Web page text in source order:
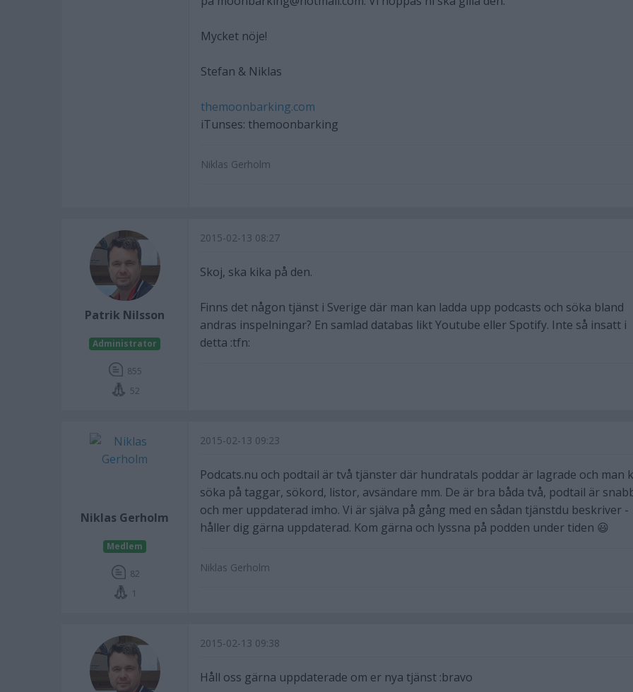
Mycket nöje!
Stefan & Niklas
themoonbarking.com
iTunses: themoonbarking
Niklas Gerholm
Patrik Nilsson
Administrator
855
52
2015-02-13 08:27
Skoj, ska kika på den.
Finns det någon tjänst i Sverige där man kan ladda upp podcasts och söka bland
andras inspelningar? En samlad databas likt Youtube eller Spotify. Inte så insatt i
detta :tfn:
Niklas Gerholm
Medlem
82
1
2015-02-13 09:23
Podcats.nu och podtail är två tjänster där hundratals poddar är lagrade och man
söka på taggar, sökord, listor, avsändare mm. De är bra båda två, podtail är
och mer uppdaterad imho. Vi är själva på gång med en sådan tjänstdu beskriver -
håller dig gärna uppdaterad. Kom gärna och lyssna på podden under tiden 😃
Niklas Gerholm
2015-02-13 09:38
Håll oss gärna uppdaterade om er nya tjänst :bravo